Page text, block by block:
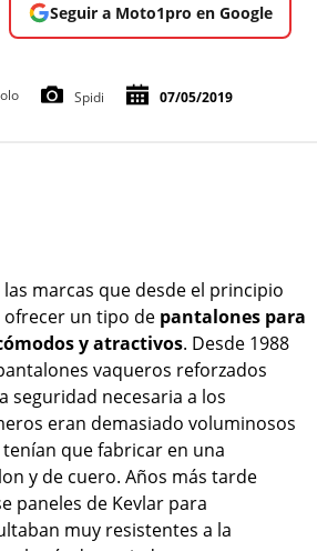
Seguir a Moto1pro en Google
Spidi 07/05/2019
marcas que desde el principio
un tipo de pantalones para
y atractivos. Desde 1988
vaqueros reforzados
seguridad necesaria a los
eran demasiado voluminosos
que fabricar en una
y de cuero. Años más tarde
paneles de Kevlar para
muy resistentes a la